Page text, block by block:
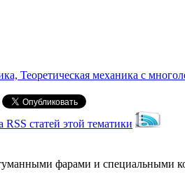
Теоретическая механика с
RSS статей этой тематики
фарами и специальными